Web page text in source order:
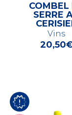
COMBEL
SERRE
Vins
20,50